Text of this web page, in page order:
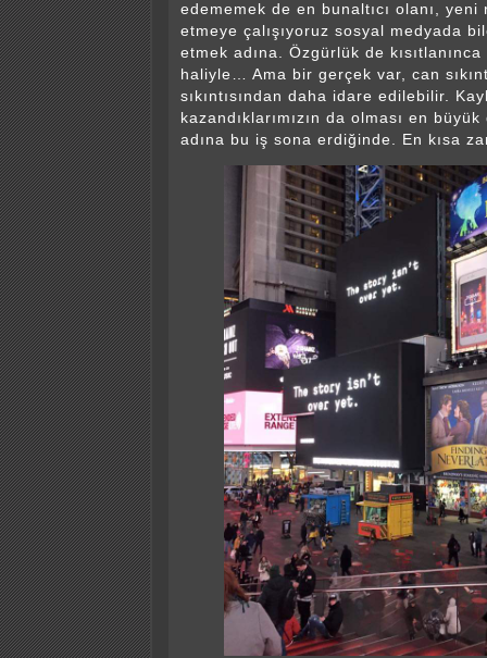
edememek de en bunaltıcı olanı,
etmeye çalışıyoruz sosyal medyada
etmek adına. Özgürlük de kısıtlanınca
haliyle… Ama bir gerçek var, can
sıkıntısından daha idare edilebilir.
kazandıklarımızın da olması en
adına bu iş sona erdiğinde. En kısa